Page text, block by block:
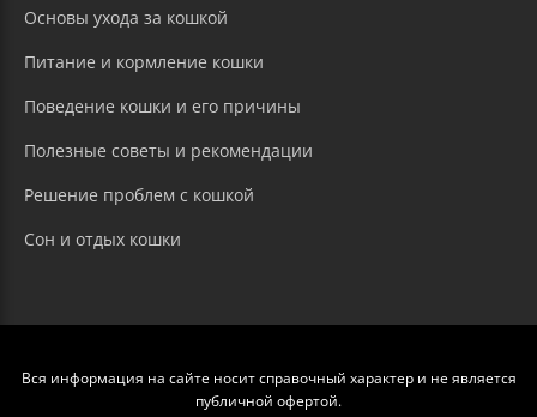
Основы ухода за кошкой
Питание и кормление кошки
Поведение кошки и его причины
Полезные советы и рекомендации
Решение проблем с кошкой
Сон и отдых кошки
Вся информация на сайте носит справочный характер и не является
публичной офертой.